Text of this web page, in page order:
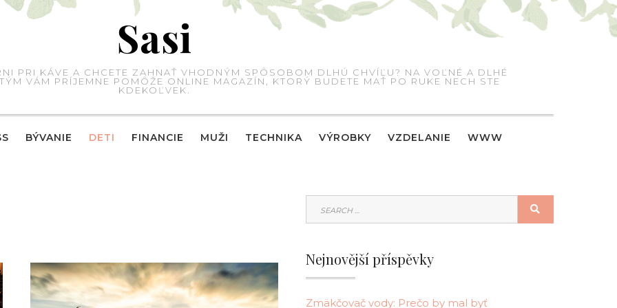
Sasi
PRI KÁVE A CHCETE ZAHNAŤ VHODNÝM SPÔSOBOM DLHÚ CHVÍĽU? NA VOĽNÉ A DLHÉ
VÁM PRÍJEMNE POMÔŽE ONLINE MAGAZÍN, KTORÝ BUDETE MAŤ PO RUKE NECH STE
KDEKOĽVEK.
BÝVANIE DETI FINANCIE MUŽI TECHNIKA VÝROBKY VZDELANIE WWW
Nejnovější příspěvky
Zmäkčovač vody: Prečo by mal byť